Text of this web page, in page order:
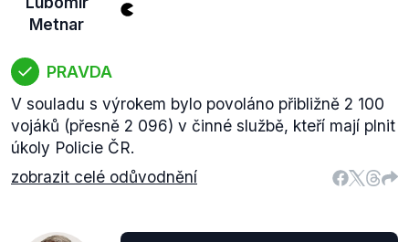
Metnar
PRAVDA
V souladu s výrokem bylo povoláno přibližně 2 100
vojáků (přesně 2 096) v činné službě, kteří mají plnit
úkoly Policie ČR.
zobrazit celé odůvodnění